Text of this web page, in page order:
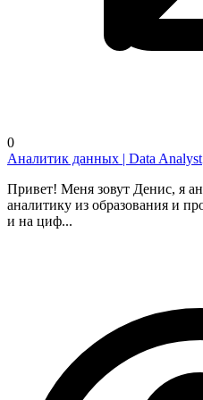
0
Аналитик данных | Data Analyst
Привет! Меня зовут Денис, я
аналитику из образования и
и на циф...